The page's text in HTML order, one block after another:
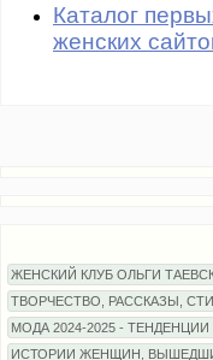
Каталог
женских
ЖЕНСКИЙ КЛУБ ОЛЬГИ
ТВОРЧЕСТВО, РАССКАЗЫ,
МОДА 2024-2025 -
ИСТОРИИ ЖЕНЩИН,